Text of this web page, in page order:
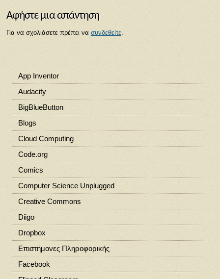
Αφήστε μια απάντηση
Για να σχολιάσετε πρέπει να συνδεθείτε.
App Inventor
Audacity
BigBlueButton
Blogs
Cloud Computing
Code.org
Comics
Computer Science Unplugged
Creative Commons
Diigo
Dropbox
Eπιστήμονες Πληροφορικής
Facebook